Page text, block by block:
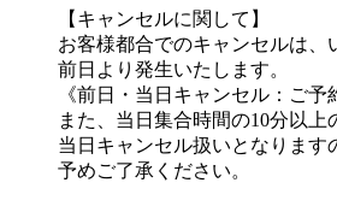
【キャンセルに関して】
お客様都合でのキャンセルは、
前日より発生いたします。
《前日・当日キャンセル：ご予
また、当日集合時間の10分以上
当日キャンセル扱いとなります
予めご了承ください。